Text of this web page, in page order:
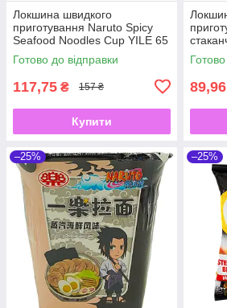
Локшина швидкого
приготування Naruto Spicy
Seafood Noodles Cup YILE 65
гГотово до відправки
117,75 ₴ 157 ₴
Купити
89,96
–25% –25%